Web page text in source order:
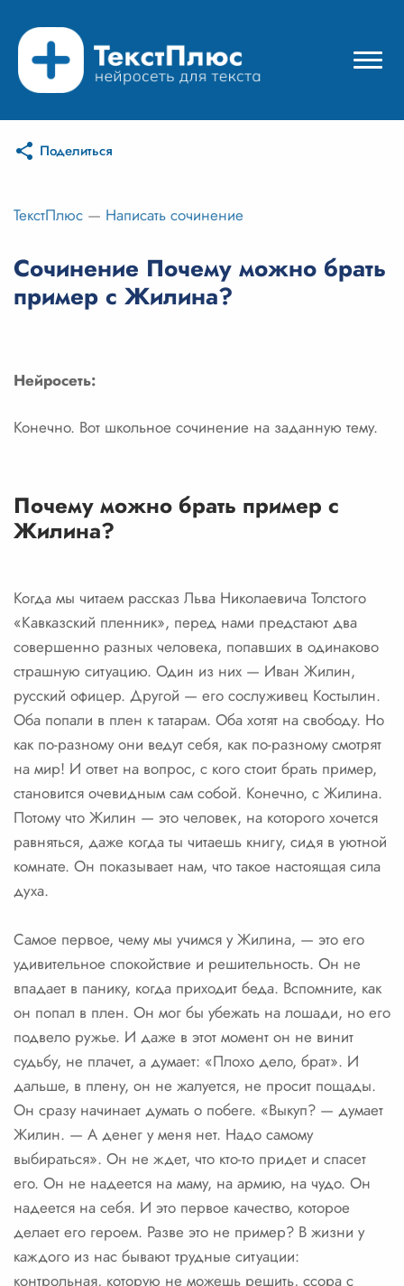
Режимы нейросети
Цены
Вход
Вход с Telegram
Поделиться
ТекстПлюс — Написать сочинение
Сочинение Почему можно брать
пример с Жилина?
Нейросеть:
Конечно. Вот школьное сочинение на заданную тему.
Почему можно брать пример с
Жилина?
Когда мы читаем рассказ Льва Николаевича Толстого
«Кавказский пленник», перед нами предстают два
совершенно разных человека, попавших в одинаково
страшную ситуацию. Один из них — Иван Жилин,
русский офицер. Другой — его сослуживец Костылин.
Оба попали в плен к татарам. Оба хотят на свободу. Но
как по-разному они ведут себя, как по-разному смотрят
на мир! И ответ на вопрос, с кого стоит брать пример,
становится очевидным сам собой. Конечно, с Жилина.
Потому что Жилин — это человек, на которого хочется
равняться, даже когда ты читаешь книгу, сидя в уютной
комнате. Он показывает нам, что такое настоящая сила
духа.
Самое первое, чему мы учимся у Жилина, — это его
удивительное спокойствие и решительность. Он не
впадает в панику, когда приходит беда. Вспомните, как
он попал в плен. Он мог бы убежать на лошади, но его
подвело ружье. И даже в этот момент он не винит
судьбу, не плачет, а думает: «Плохо дело, брат». И
дальше, в плену, он не жалуется, не просит пощады.
Он сразу начинает думать о побеге. «Выкуп? — думает
Жилин. — А денег у меня нет. Надо самому
выбираться». Он не ждет, что кто-то придет и спасет
его. Он не надеется на маму, на армию, на чудо. Он
надеется на себя. И это первое качество, которое
делает его героем. Разве это не пример? В жизни у
каждого из нас бывают трудные ситуации:
контрольная, которую не можешь решить, ссора с